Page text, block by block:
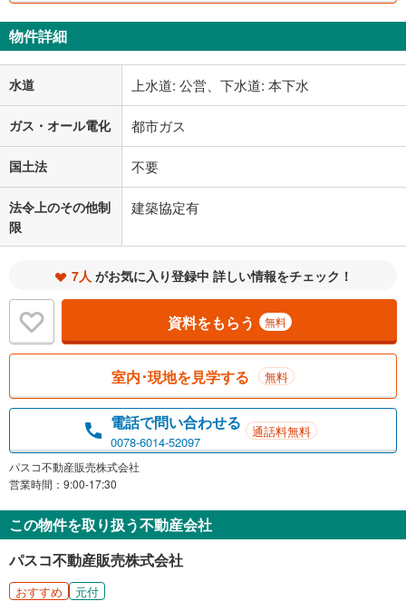
物件詳細
水道 上水道: 公営、下水道: 本下水
ガス・オール電化 都市ガス
国土法 不要
法令上のその他制
限
建築協定有
7人 がお気に入り登録中 詳しい情報をチェック！
資料をもらう 無料
室内･現地を見学する 無料
電話で問い合わせる
0078-6014-52097
通話料無料
パスコ不動産販売株式会社
営業時間：9:00-17:30
この物件を取り扱う不動産会社
パスコ不動産販売株式会社
おすすめ 元付